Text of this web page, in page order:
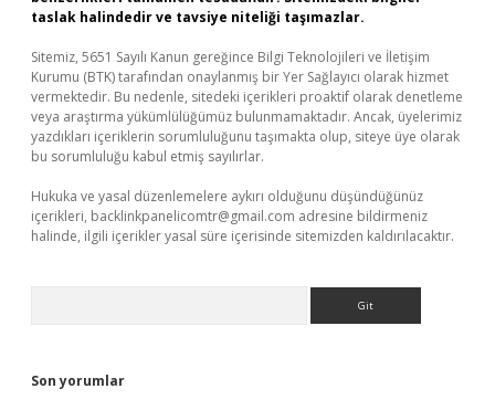
taslak halindedir ve tavsiye niteliği taşımazlar.
Sitemiz, 5651 Sayılı Kanun gereğince Bilgi Teknolojileri ve İletişim
Kurumu (BTK) tarafından onaylanmış bir Yer Sağlayıcı olarak hizmet
vermektedir. Bu nedenle, sitedeki içerikleri proaktif olarak denetleme
veya araştırma yükümlülüğümüz bulunmamaktadır. Ancak, üyelerimiz
yazdıkları içeriklerin sorumluluğunu taşımakta olup, siteye üye olarak
bu sorumluluğu kabul etmiş sayılırlar.
Hukuka ve yasal düzenlemelere aykırı olduğunu düşündüğünüz
içerikleri, backlinkpanelicomtr@gmail.com adresine bildirmeniz
halinde, ilgili içerikler yasal süre içerisinde sitemizden kaldırılacaktır.
Son yorumlar